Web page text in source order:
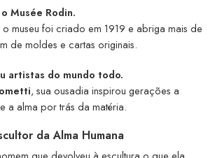
Musée Rodin.
museu foi criado em 1919 e abriga mais de
de moldes e cartas originais.
artistas do mundo todo.
, sua ousadia inspirou gerações a
a alma por trás da matéria.
da Alma Humana